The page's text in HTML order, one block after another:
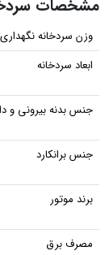
مشخصات
وزن سردخانه
ابعاد سردخانه
جنس بدنه بیرونی و
جنس برانکارد
برند موتور
مصرف برق